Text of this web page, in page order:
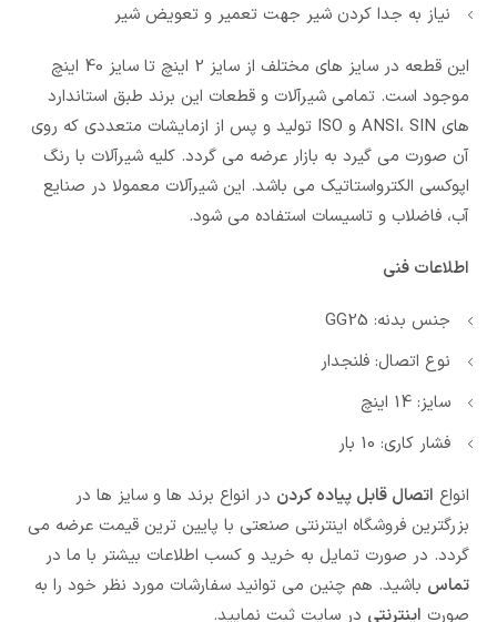
نیاز به جدا کردن شیر جهت تعمیر و تعویض شیر
این قطعه در سایز های مختلف از سایز 2 اینچ تا سایز 40 اینچ
موجود است. تمامی شیرآلات و قطعات این برند طبق استاندارد
های ANSI، SIN و ISO تولید و پس از ازمایشات متعددی که روی
آن صورت می گیرد به بازار عرضه می گردد. کلیه شیرآلات با رنگ
اپوکسی الکترواستاتیک می باشد. این شیرآلات معمولا در صنایع
آب، فاضلاب و تاسیسات استفاده می شود.
اطلاعات فنی
جنس بدنه: GG25
نوع اتصال: فلنجدار
سایز: 14 اینچ
فشار کاری: 10 بار
انواع اتصال قابل پیاده کردن در انواع برند ها و سایز ها در
بزرگترین فروشگاه اینترنتی صنعتی با پایین ترین قیمت عرضه می
گردد. در صورت تمایل به خرید و کسب اطلاعات بیشتر با ما در
تماس باشید. هم چنین می توانید سفارشات مورد نظر خود را به
صورت اینترنتی در سایت ثبت نمایید.